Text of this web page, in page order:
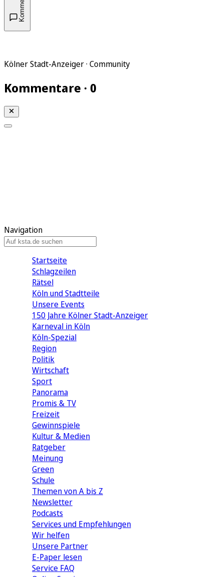
Kölner Stadt-Anzeiger · Community
Kommentare · 0
Navigation
Startseite
Schlagzeilen
Rätsel
Köln und Stadtteile
Unsere Events
150 Jahre Kölner Stadt-Anzeiger
Karneval in Köln
Köln-Spezial
Region
Politik
Wirtschaft
Sport
Panorama
Promis & TV
Freizeit
Gewinnspiele
Kultur & Medien
Ratgeber
Meinung
Green
Schule
Themen von A bis Z
Newsletter
Podcasts
Services und Empfehlungen
Wir helfen
Unsere Partner
E-Paper lesen
Service FAQ